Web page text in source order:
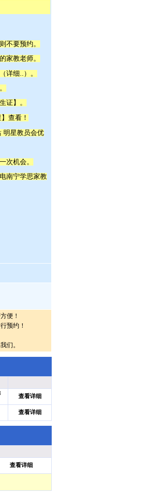
不要预约。
家教老师。
详细..
）。
证】。
】查看！
明星教员会优
次机会。
南宁学思家教
便！
预约！
们。
查看详细
查看详细
查看详细